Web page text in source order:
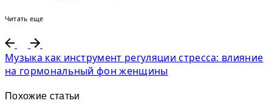
Читать еще
Музыка как инструмент регуляции стресса: влияние
на гормональный фон женщины
Похожие статьи